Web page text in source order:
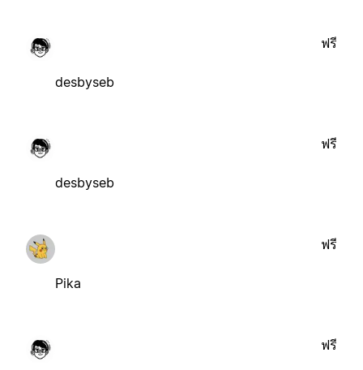
desbyseb
ฟรี
desbyseb
ฟรี
Pika
ฟรี
ฟรี